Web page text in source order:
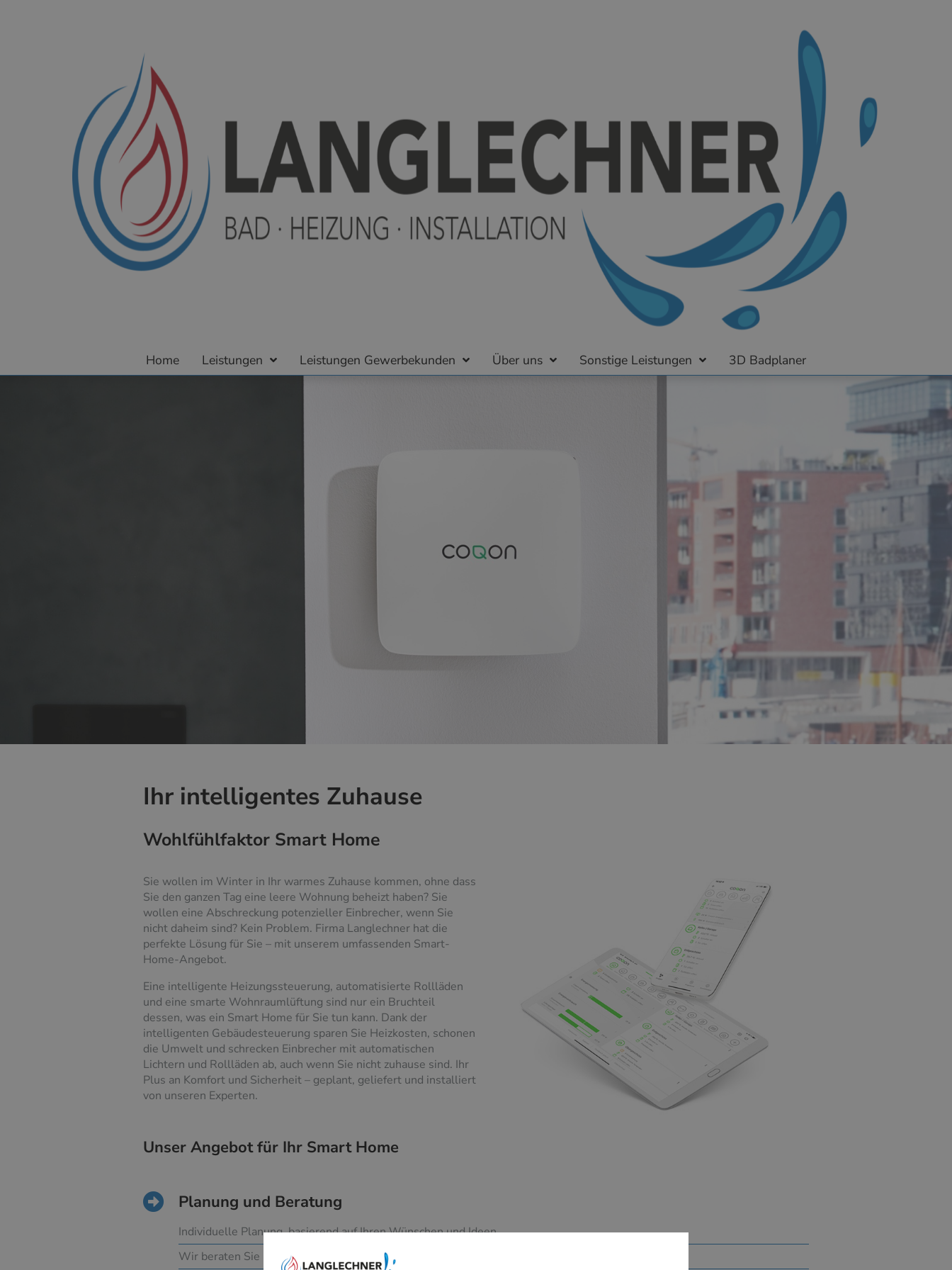
Home Leistungen Leistungen Gewerbekunden Über uns Sonstige Leistungen 3D Badplaner
Ihr intelligentes Zuhause
Wohlfühlfaktor Smart Home
Sie wollen im Winter in Ihr warmes Zuhause kommen, ohne dass
Sie den ganzen Tag eine leere Wohnung beheizt haben? Sie
wollen eine Abschreckung potenzieller Einbrecher, wenn Sie
nicht daheim sind? Kein Problem. Firma Langlechner hat die
perfekte Lösung für Sie – mit unserem umfassenden Smart-
Home-Angebot.
Eine intelligente Heizungssteuerung, automatisierte Rollläden
und eine smarte Wohnraumlüftung sind nur ein Bruchteil
dessen, was ein Smart Home für Sie tun kann. Dank der
intelligenten Gebäudesteuerung sparen Sie Heizkosten, schonen
die Umwelt und schrecken Einbrecher mit automatischen
Lichtern und Rollläden ab, auch wenn Sie nicht zuhause sind. Ihr
Plus an Komfort und Sicherheit – geplant, geliefert und installiert
von unseren Experten.
Unser Angebot für Ihr Smart Home
Planung und Beratung
Individuelle Planung, basierend auf Ihren Wünschen und Ideen
Wir beraten Sie umfassend zu verschiedenen Systemen